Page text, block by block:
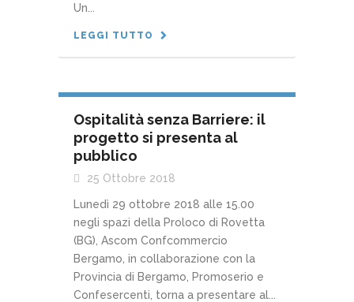
Un...
LEGGI TUTTO
Ospitalità senza Barriere: il
progetto si presenta al
pubblico
25 Ottobre 2018
Lunedì 29 ottobre 2018 alle 15.00
negli spazi della Proloco di Rovetta
(BG), Ascom Confcommercio
Bergamo, in collaborazione con la
Provincia di Bergamo, Promoserio e
Confesercenti, torna a presentare al...